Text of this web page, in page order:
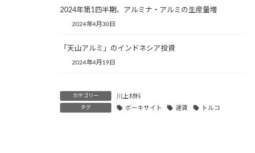
2024年第1四半期、アルミナ・アルミの生産量増
2024年4月30日
「天山アルミ」のインドネシア投資
2024年4月19日
カテゴリー 川上材料
タグ ボーキサイト 運賃 トルコ